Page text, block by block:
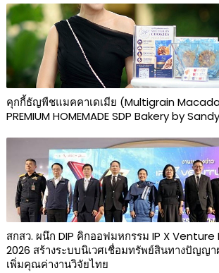
คุกกี้ธัญพืชแมคคาเดเมีย (Multigrain
PREMIUM HOMEMADE SDP Bakery by
สกสว. ผนึก DIP คิกออฟมหกรรม IP X Venture
2026 สร้างระบบนิเวศเชื่อมทรัพย์สินทางปัญญา
เพิ่มคุณค่างานวิจัยไทย